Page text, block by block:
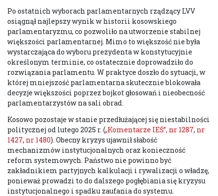
Po ostatnich wyborach parlamentarnych rządzący LVV
osiągnął najlepszy wynik w historii kosowskiego
parlamentaryzmu, co pozwoliło na utworzenie stabilnej
większości parlamentarnej. Mimo to większość nie była
wystarczająca do wyboru prezydenta w konstytucyjnie
określonym terminie, co ostatecznie doprowadziło do
rozwiązania parlamentu. W praktyce doszło do sytuacji, w
której mniejszość parlamentarna skutecznie blokowała
decyzje większości poprzez bojkot głosowań i nieobecność
parlamentarzystów na sali obrad.
Kosowo pozostaje w stanie przedłużającej się niestabilności
politycznej od lutego 2025 r. („Komentarze IEŚ”, nr 1287, nr
1427, nr 1480). Obecny kryzys ujawnił słabość
mechanizmów instytucjonalnych oraz konieczność
reform systemowych. Państwo nie powinno być
zakładnikiem partyjnych kalkulacji i rywalizacji o władzę,
ponieważ prowadzi to do dalszego pogłębiania się kryzysu
instytucjonalnego i spadku zaufania do systemu.